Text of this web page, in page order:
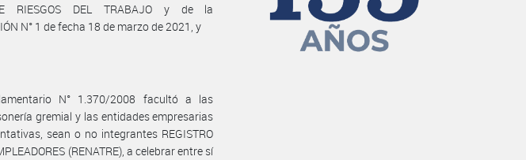
RIESGOS DEL TRABAJO y de la
N° 1 de fecha 18 de marzo de 2021, y
N° 1.370/2008 facultó a las
gremial y las entidades empresarias
sean o no integrantes REGISTRO
(RENATRE), a celebrar entre sí